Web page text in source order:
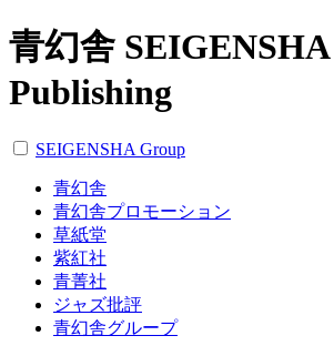
青幻舎
Publishing
SEIGENSHA Group
青幻舎
青幻舎プロモーション
草紙堂
紫紅社
青菁社
ジャズ批評
青幻舎グループ